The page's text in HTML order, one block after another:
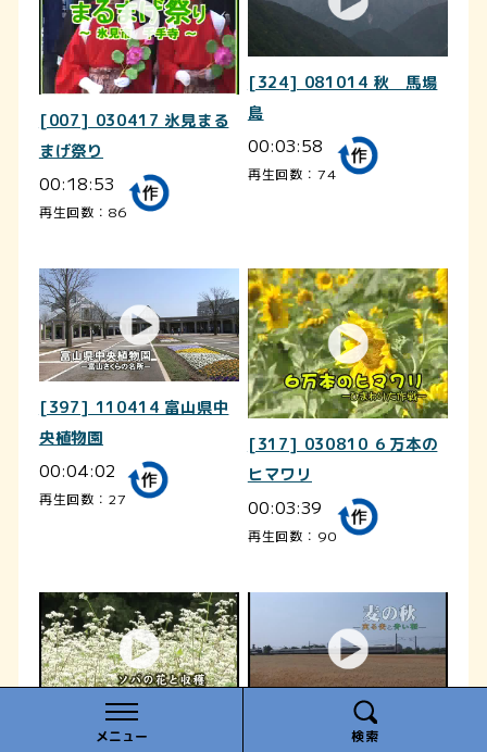
メニュー 検索
[007] 030417 氷見まる
まげ祭り
00:18:53
再生回数：86
[324] 081014 秋 馬場
島
00:03:58
再生回数：74
[397] 110414 富山県中
央植物園
00:04:02
再生回数：27
[317] 030810 ６万本の
ヒマワリ
00:03:39
再生回数：90
[353] 101001 ソバの花
[343] 100609 麦の秋